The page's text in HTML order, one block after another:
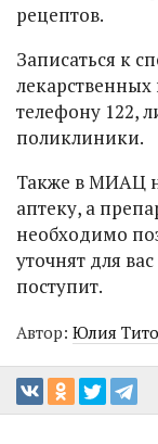
рецептов.
Записаться к
телефону 122,
поликлиники.
Также в МИАЦ
аптеку, а
необходимо
уточнят для
поступит.
Автор: Юлия